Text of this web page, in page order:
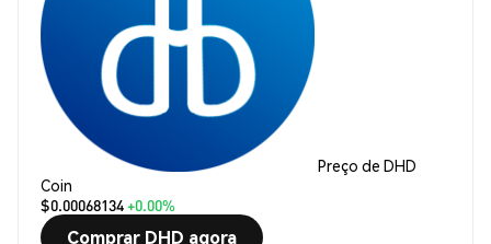
Preço de DHD
Coin
$0.00068134+0.00%
Comprar DHD agora